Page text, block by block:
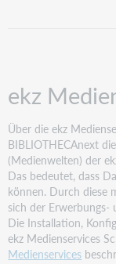
Recherche
Aktivieren
der
ekz
(nur
möglich
mit
Versionen
<V12)
Katalog
ekz
Über die ekz
BIBLIOTHECAnext
(Medienwelten) der
Das bedeutet, dass
können. Durch diese
sich der Erwerbungs-
Die Installation,
ekz Medienservices
Medienservices